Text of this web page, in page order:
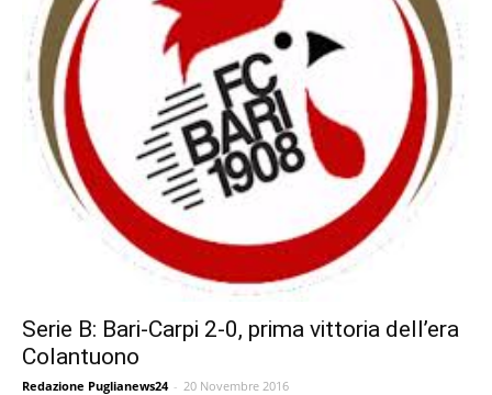
Serie B: Bari-Carpi 2-0, prima vittoria dell’era
Colantuono
Redazione Puglianews24 - 20 Novembre 2016